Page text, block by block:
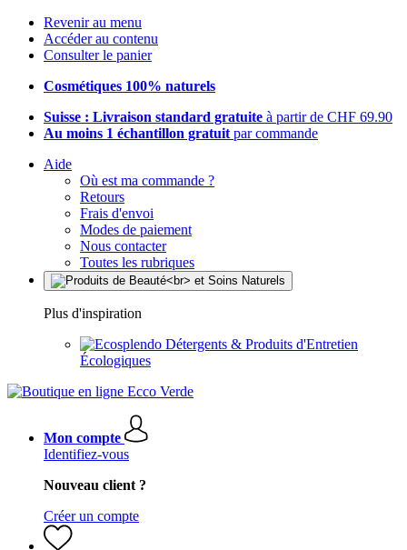
Revenir au menu
Accéder au contenu
Consulter le panier
Cosmétiques 100% naturels
Suisse : Livraison standard gratuite à partir de CHF 69.90
Au moins 1 échantillon gratuit par commande
Aide
Où est ma commande ?
Retours
Frais d'envoi
Modes de paiement
Nous contacter
Toutes les rubriques
Plus d'inspiration
Détergents & Produits d'Entretien
Écologiques
Mon compte
Identifiez-vous
Nouveau client ?
Créer un compte